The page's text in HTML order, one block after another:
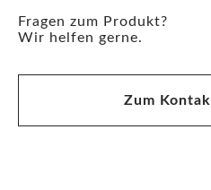
Fragen zum Produkt?
Wir helfen gerne.
Zum